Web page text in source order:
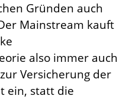
Gründen auch
Mainstream kauft
also immer auch
Versicherung der
ein, statt die